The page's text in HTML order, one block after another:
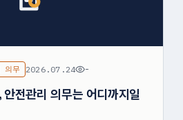
의무 2026.07.24 -
전관리 의무는 어디까지일